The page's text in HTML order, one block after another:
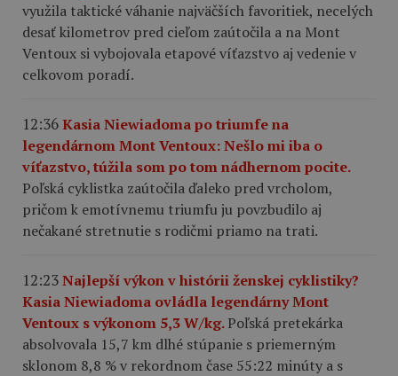
využila taktické váhanie najväčších favoritiek, necelých
desať kilometrov pred cieľom zaútočila a na Mont
Ventoux si vybojovala etapové víťazstvo aj vedenie v
celkovom poradí.
12:36Kasia Niewiadoma po triumfe na
legendárnom Mont Ventoux: Nešlo mi iba o
víťazstvo, túžila som po tom nádhernom pocite.
Poľská cyklistka zaútočila ďaleko pred vrcholom,
pričom k emotívnemu triumfu ju povzbudilo aj
nečakané stretnutie s rodičmi priamo na trati.
12:23Najlepší výkon v histórii ženskej cyklistiky?
Kasia Niewiadoma ovládla legendárny Mont
Ventoux s výkonom 5,3 W/kg.Poľská pretekárka
absolvovala 15,7 km dlhé stúpanie s priemerným
sklonom 8,8 % v rekordnom čase 55:22 minúty a s